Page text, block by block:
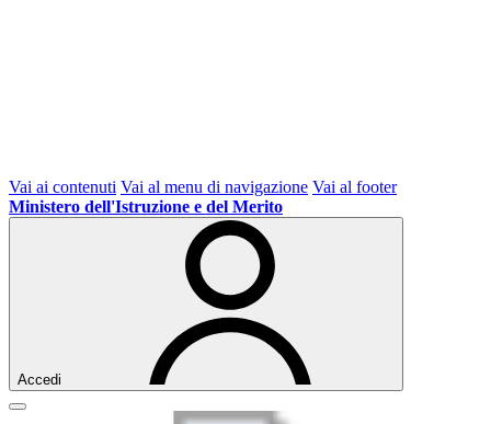
Vai ai contenuti Vai al menu di navigazione Vai al footer
Ministero dell'Istruzione e del Merito
Accedi